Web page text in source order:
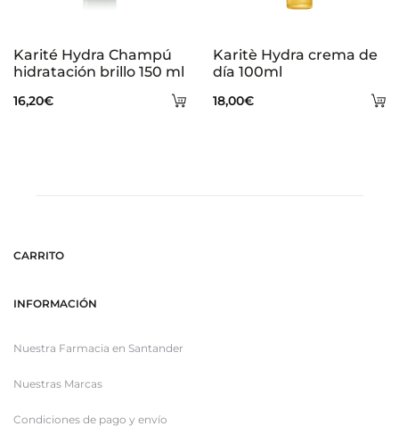
Añadir
Karité Hydra Champú
hidratación brillo 150 ml
16,20€
Karitè Hydra crema de
día 100ml
18,00€
CARRITO
INFORMACIÓN
Nuestra Farmacia en Santander
Nuestras Marcas
Condiciones de pago y envío